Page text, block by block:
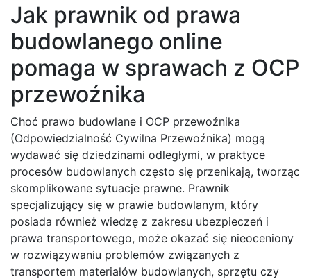
Jak prawnik od prawa
budowlanego online
pomaga w sprawach z OCP
przewoźnika
Choć prawo budowlane i OCP przewoźnika
(Odpowiedzialność Cywilna Przewoźnika) mogą
wydawać się dziedzinami odległymi, w praktyce
procesów budowlanych często się przenikają, tworząc
skomplikowane sytuacje prawne. Prawnik
specjalizujący się w prawie budowlanym, który
posiada również wiedzę z zakresu ubezpieczeń i
prawa transportowego, może okazać się nieoceniony
w rozwiązywaniu problemów związanych z
transportem materiałów budowlanych, sprzętu czy